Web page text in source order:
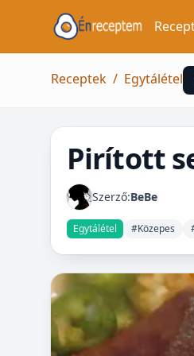
Receptek / Egytálétel
Pirított
Szerző:BeBe
Egytálétel #Közepes